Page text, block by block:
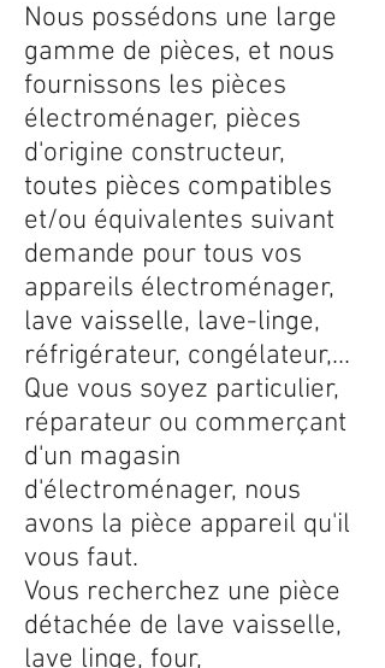
Nous possédons une large
gamme de pièces, et nous
fournissons les pièces
électroménager, pièces
d'origine constructeur,
toutes pièces compatibles
et/ou équivalentes suivant
demande pour tous vos
appareils électroménager,
lave vaisselle, lave-linge,
réfrigérateur, congélateur,...
Que vous soyez particulier,
réparateur ou commerçant
d'un magasin
d'électroménager, nous
avons la pièce appareil qu'il
vous faut.
Vous recherchez une pièce
détachée de lave vaisselle,
lave linge, four,